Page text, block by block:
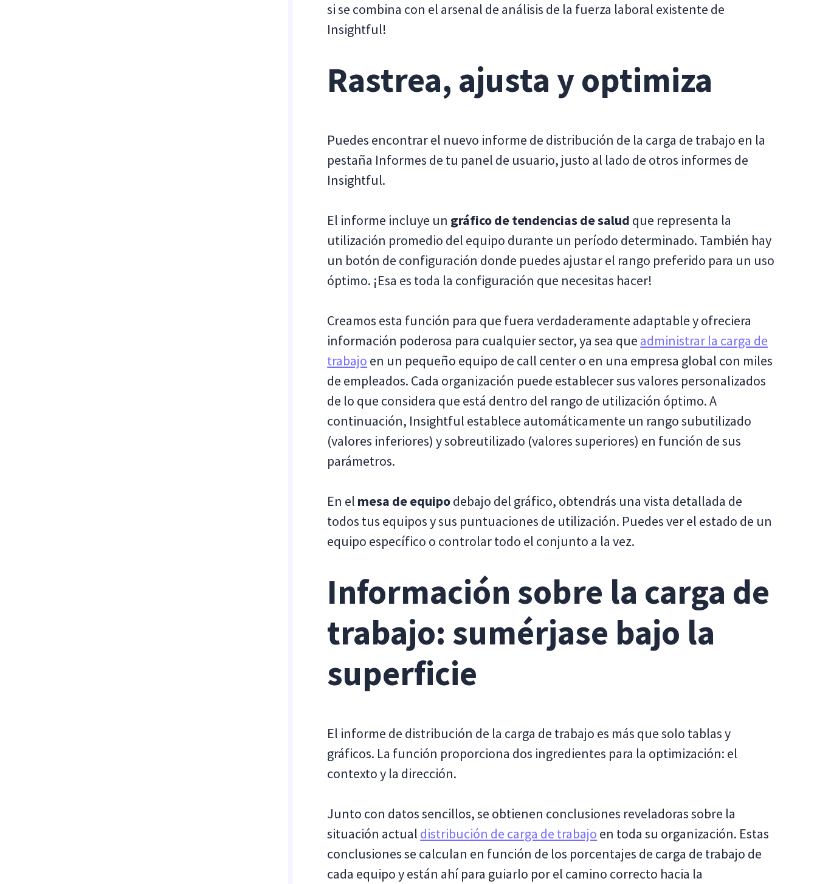
si se combina con el arsenal de análisis de la fuerza laboral existente de
Insightful!
Rastrea, ajusta y optimiza
Puedes encontrar el nuevo informe de distribución de la carga de trabajo en la
pestaña Informes de tu panel de usuario, justo al lado de otros informes de
Insightful.
El informe incluye un gráfico de tendencias de salud que representa la
utilización promedio del equipo durante un período determinado. También hay
un botón de configuración donde puedes ajustar el rango preferido para un uso
óptimo. ¡Esa es toda la configuración que necesitas hacer!
Creamos esta función para que fuera verdaderamente adaptable y ofreciera
información poderosa para cualquier sector, ya sea que administrar la carga de
trabajo en un pequeño equipo de call center o en una empresa global con miles
de empleados. Cada organización puede establecer sus valores personalizados
de lo que considera que está dentro del rango de utilización óptimo. A
continuación, Insightful establece automáticamente un rango subutilizado
(valores inferiores) y sobreutilizado (valores superiores) en función de sus
parámetros.
En el mesa de equipodebajo del gráfico, obtendrás una vista detallada de
todos tus equipos y sus puntuaciones de utilización. Puedes ver el estado de un
equipo específico o controlar todo el conjunto a la vez.
Información sobre la carga de
trabajo: sumérjase bajo la
superficie
El informe de distribución de la carga de trabajo es más que solo tablas y
gráficos. La función proporciona dos ingredientes para la optimización: el
contexto y la dirección.
Junto con datos sencillos, se obtienen conclusiones reveladoras sobre la
situación actual distribución de carga de trabajo en toda su organización. Estas
conclusiones se calculan en función de los porcentajes de carga de trabajo de
cada equipo y están ahí para guiarlo por el camino correcto hacia la